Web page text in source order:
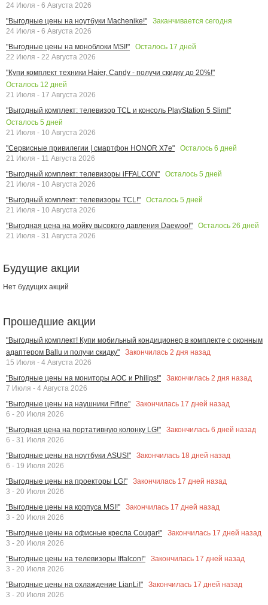
24 Июля - 6 Августа 2026
"Выгодные цены на ноутбуки Machenike!"
Заканчивается сегодня
24 Июля - 6 Августа 2026
"Выгодные цены на моноблоки MSI!"
Осталось 17 дней
22 Июля - 22 Августа 2026
"Купи комплект техники Haier, Candy - получи скидку до 20%!"
Осталось 12 дней
21 Июля - 17 Августа 2026
"Выгодный комплект: телевизор TCL и консоль PlayStation 5 Slim!"
Осталось 5 дней
21 Июля - 10 Августа 2026
"Сервисные привилегии | смартфон HONOR X7e"
Осталось 6 дней
21 Июля - 11 Августа 2026
"Выгодный комплект: телевизоры iFFALCON"
Осталось 5 дней
21 Июля - 10 Августа 2026
"Выгодный комплект: телевизоры TCL!"
Осталось 5 дней
21 Июля - 10 Августа 2026
"Выгодная цена на мойку высокого давления Daewoo!"
Осталось 26 дней
21 Июля - 31 Августа 2026
Будущие акции
Нет будущих акций
Прошедшие акции
"Выгодный комплект! Купи мобильный кондиционер в комплекте с оконным
адаптером Ballu и получи скидку"
Закончилась 2 дня назад
15 Июля - 4 Августа 2026
"Выгодные цены на мониторы AOC и Philips!"
Закончилась 2 дня назад
7 Июля - 4 Августа 2026
"Выгодные цены на наушники Fifine"
Закончилась 17 дней назад
6 - 20 Июля 2026
"Выгодная цена на портативную колонку LG!"
Закончилась 6 дней назад
6 - 31 Июля 2026
"Выгодные цены на ноутбуки ASUS!"
Закончилась 18 дней назад
6 - 19 Июля 2026
"Выгодные цены на проекторы LG!"
Закончилась 17 дней назад
3 - 20 Июля 2026
"Выгодные цены на корпуса MSI!"
Закончилась 17 дней назад
3 - 20 Июля 2026
"Выгодные цены на офисные кресла Cougar!"
Закончилась 17 дней назад
3 - 20 Июля 2026
"Выгодные цены на телевизоры Iffalcon!"
Закончилась 17 дней назад
3 - 20 Июля 2026
"Выгодные цены на охлаждение LianLi!"
Закончилась 17 дней назад
3 - 20 Июля 2026